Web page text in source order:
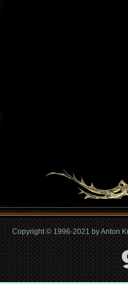
Copyright © 1996-2021 by Anton